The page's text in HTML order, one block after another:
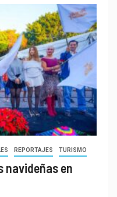
REPORTAJES TURISMO
en